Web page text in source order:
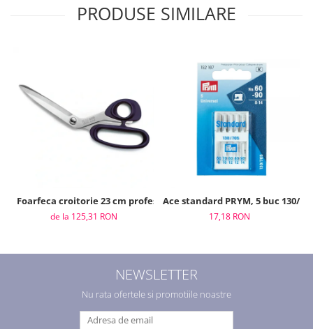
PRODUSE SIMILARE
Foarfeca croitorie 23 cm profesional, Prym
de la 125,31 RON
Ace standard PRYM, 5 buc 130/
17,18 RON
NEWSLETTER
Nu rata ofertele si promotiile noastre